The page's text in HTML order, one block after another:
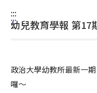
:::
:::
幼兒教育學報 第17
政治大學幼教所最新一期
囉～